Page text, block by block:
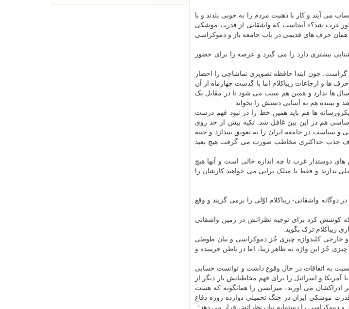
می آیند و کار با ذهنیت مردم را به خوبی بلدند و با
طور غرب شد؟» آنجاست که واشقانی از قدرت موشکی
همان حرف های قدیمی در باب جامعه باز و دموکراسی
بیشتری دارد را می گیرد و عرصه را برای حضور
گراست، چون ابتدا حافظه تصویری تماشاچی را احضار
و ارجاعات زیباکلام اما با گذشت چهارماه از آن
سال ها ندارد و همین هم سبب می شود تا در مقابل یک
و بیننده هم به آسانی دستش را بخواند.
ها هم باید همین خط را در نبود فهم درست
اساسی هم در این بین غافل شد. تکیه بیش از حد روی
سیاست در جامعه ایران را به تعویق بیندازد و جنبه
هدف جذب حداکثری مخاطب صورت می گرفت هیچ بعید
دوستدار غرب تا چه اندازه خالی است و آنها هیچ
و فقط با متلک پرانی می خواهند کارشان را
واشقانی- زیباکلام اوّلی را برمی گزیند و وقع
که کوشش کرد برای توجیه نظراتش در زمین واشقانی
زیباکلام ترک بگوید.
خارجی کلیدواژه چیزی جُز دموکراسی و بیان طوطی
جُز این واژه به ظاهر زیبا، اما در باطن فریبنده و
به اتفاقات در حال وقوع داشت و توانست حسابی
آمریکا و اسرائیل را برای فهم مخاطبانش بار دیگر از
ادراکشان می آورند، میزانسن را همانگونه که هست
موشکی ایران در جنگ تحمیلی دوازده روزه دفاع
و دموکراسی را دستمایه بیان نظراتش قرار می دهد!